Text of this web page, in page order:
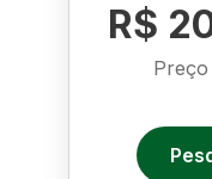
R$